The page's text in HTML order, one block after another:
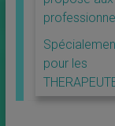
pour les